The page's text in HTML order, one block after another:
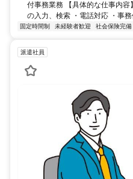
付事務業務 【具体的な仕事内
の入力、検索 ・電話対応 ・事
固定時間制 未経験者歓迎 社会保険完備
派遣社員